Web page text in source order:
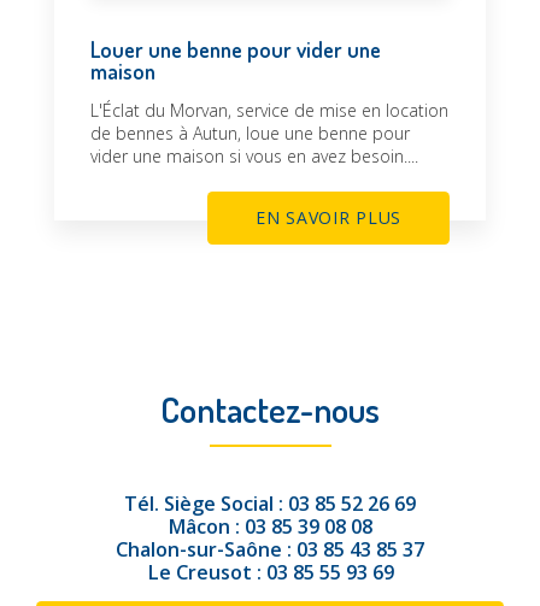
Louer une benne pour vider une
maison
L'Éclat du Morvan, service de mise en location
de bennes à Autun, loue une benne pour
vider une maison si vous en avez besoin....
EN SAVOIR PLUS
Contactez-nous
Tél. Siège Social : 03 85 52 26 69
Mâcon : 03 85 39 08 08
Chalon-sur-Saône : 03 85 43 85 37
Le Creusot : 03 85 55 93 69